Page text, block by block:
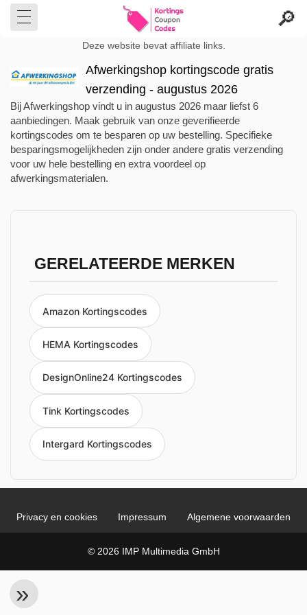
Deze website bevat affiliate links.
Afwerkingshop kortingscode gratis
verzending - augustus 2026
Bij Afwerkingshop vindt u in augustus 2026 maar liefst 6
aanbiedingen. Maak gebruik van onze geverifieerde
kortingscodes om te besparen op uw bestelling. Specifieke
besparingsmogelijkheden zijn onder andere gratis verzending
voor uw hele bestelling en extra voordeel op
afwerkingsmaterialen.
GERELATEERDE MERKEN
Amazon Kortingscodes
HEMA Kortingscodes
DesignOnline24 Kortingscodes
Tink Kortingscodes
Intergard Kortingscodes
Privacy en cookies Impressum Algemene voorwaarden
© 2026 IMP Multimedia GmbH